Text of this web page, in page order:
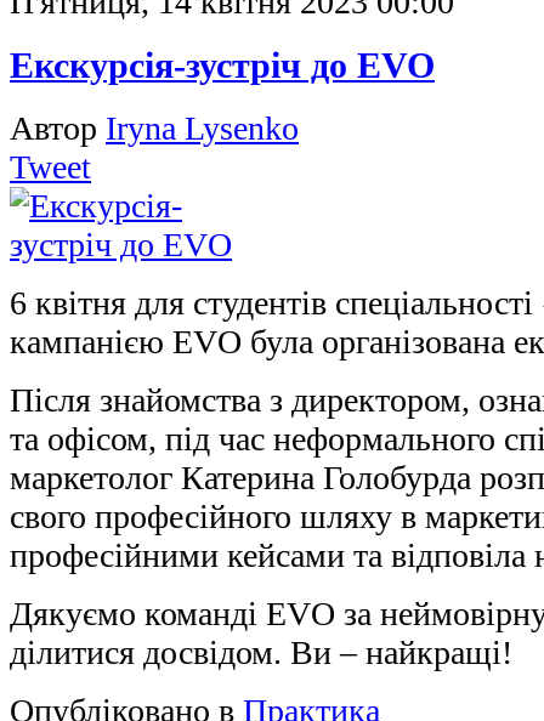
Екскурсія-зустріч до EVO
Автор Iryna Lysenko
Tweet
6 квітня для студентів
кампанією EVO була організована
Після знайомства з директором,
та офісом, під час неформального
маркетолог Катерина Голобурда
свого професійного шляху в
професійними кейсами та відповіла
Дякуємо команді EVO за неймовірну
ділитися досвідом. Ви – найкращі!
Опубліковано в Практика